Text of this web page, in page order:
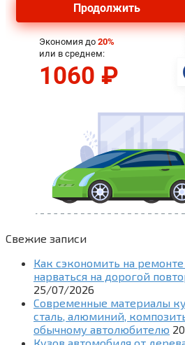
Свежие записи
Как сэкономить на
нарваться на дорогой
25/07/2026
Современные материалы
сталь, алюминий,
обычному автолюбителю